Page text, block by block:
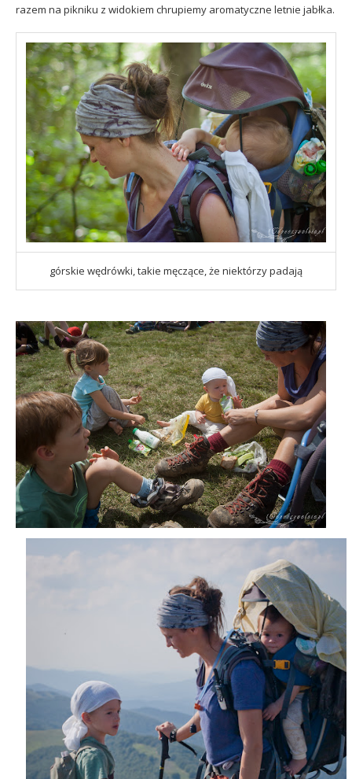
razem na pikniku z widokiem chrupiemy aromatyczne letnie jabłka.
górskie wędrówki, takie męczące, że niektórzy padają